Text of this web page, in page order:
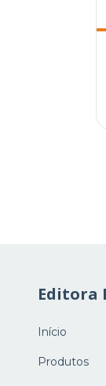
Editora
Início
Produtos